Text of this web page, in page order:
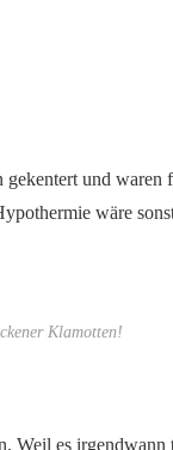
und waren
wäre
Klamotten!
Weil es